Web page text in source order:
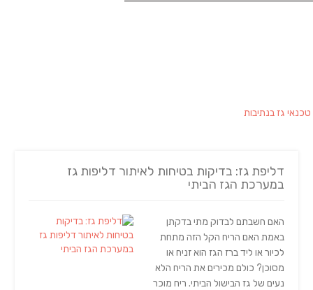
טכנאי גז בנתיבות
דליפת גז: בדיקות בטיחות לאיתור דליפות גז
במערכת הגז הביתי
האם חשבתם לבדוק מתי בדקתן
באמת האם הריח הקל הזה מתחת
לכיור או ליד ברז הגז הוא זניח או
מסוכן? כולם מכירים את הריח הלא
נעים של גז הבישול הביתי. ריח מוכר